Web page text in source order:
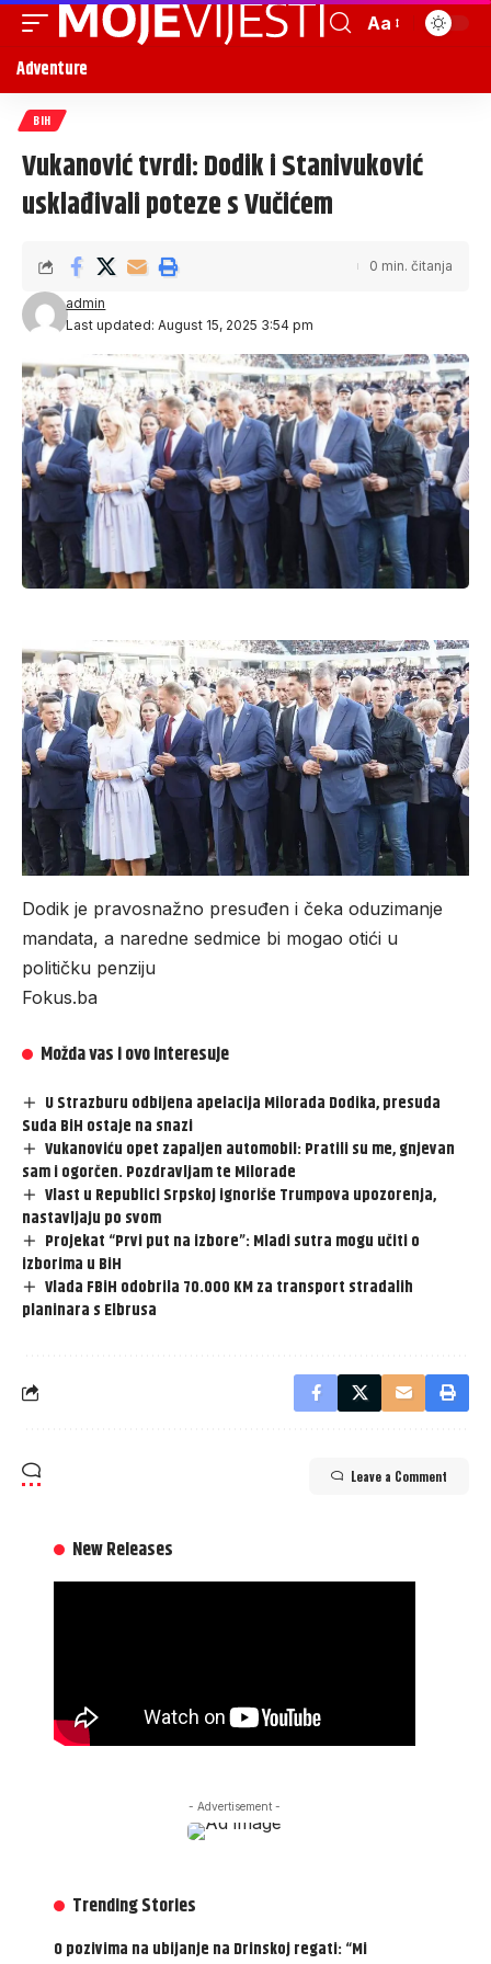
Aa
Adventure
BIH
Vukanović tvrdi: Dodik i Stanivuković
usklađivali poteze s Vučićem
Last updated: August 15, 2025 3:54 pm
admin
0 min. čitanja
Dodik je pravosnažno presuđen i čeka oduzimanje
mandata, a naredne sedmice bi mogao otići u
političku penziju
Fokus.ba
Možda vas i ovo interesuje
U Strazburu odbijena apelacija Milorada Dodika, presuda
Suda BiH ostaje na snazi
Vukanoviću opet zapaljen automobil: Pratili su me, gnjevan
sam i ogorčen. Pozdravljam te Milorade
Vlast u Republici Srpskoj ignoriše Trumpova upozorenja,
nastavljaju po svom
Projekat “Prvi put na izbore”: Mladi sutra mogu učiti o
izborima u BiH
Vlada FBiH odobrila 70.000 KM za transport stradalih
planinara s Elbrusa
Leave a Comment
New Releases
- Advertisement -
Trending Stories
O pozivima na ubijanje na Drinskoj regati: “Mi